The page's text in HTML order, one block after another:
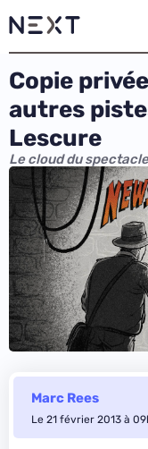
Copie
autres
Lescure
Le cloud du spectacle
Marc Rees
Le 21 février 2013 à